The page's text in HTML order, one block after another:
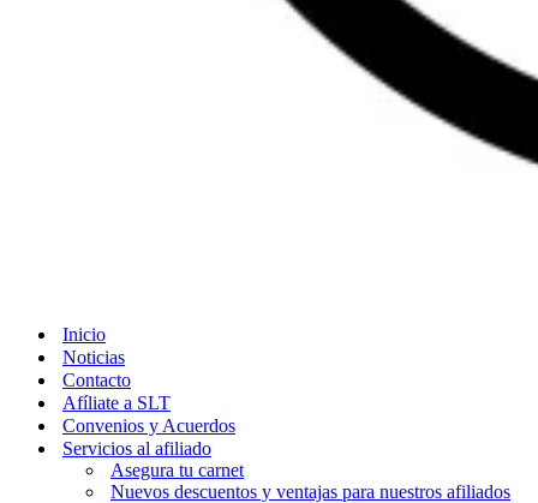
Inicio
Noticias
Contacto
Afíliate a SLT
Convenios y Acuerdos
Servicios al afiliado
Asegura tu carnet
Nuevos descuentos y ventajas para nuestros afiliados